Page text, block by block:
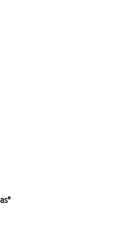
"